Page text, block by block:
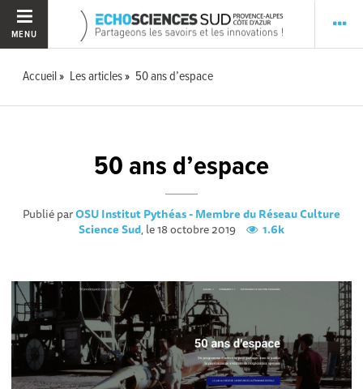
MENU
Accueil Les articles 50 ans d’espace
50 ans d’espace
Publié parOSU Institut Pythéas - Membre du Réseau Culture
Science Sud, le 18 octobre 2019 1.6k